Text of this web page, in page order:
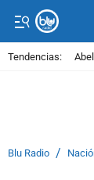
Tendencias:
Blu Radio /